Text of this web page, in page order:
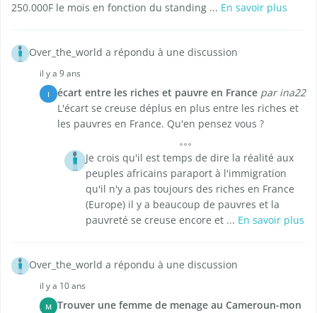
250.000F le mois en fonction du standing ... En savoir plus
Over_the_world a répondu à une discussion
il y a 9 ans
I écart entre les riches et pauvre en France par ina22
L'écart se creuse déplus en plus entre les riches et
les pauvres en France. Qu'en pensez vous ?
Je crois qu'il est temps de dire la réalité aux
peuples africains paraport à l'immigration
qu'il n'y a pas toujours des riches en France
(Europe) il y a beaucoup de pauvres et la
pauvreté se creuse encore et ... En savoir plus
Over_the_world a répondu à une discussion
il y a 10 ans
M Trouver une femme de menage au Cameroun-mon